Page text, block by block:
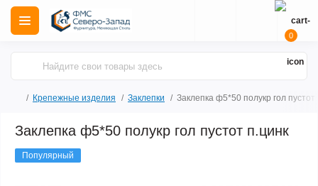
0
Крепежные изделия Заклепки Заклепка ф5*50 полукр гол
Заклепка ф5*50 полукр гол пустот п.цинк
Популярный